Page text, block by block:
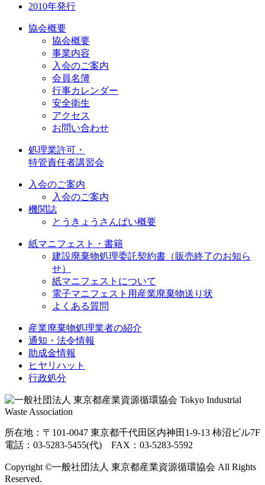
2010年発行
協会概要
協会概要
事業内容
入会のご案内
会員名簿
行事カレンダー
安全衛生
アクセス
お問い合わせ
処理業許可・
特管責任者講習会
入会のご案内
入会のご案内
機関誌
とうきょうさんぱい概要
紙マニフェスト・書籍
建設廃棄物処理委託契約書（販売終了のお知ら
せ）
紙マニフェストについて
電子マニフェスト用産業廃棄物送り状
よくある質問
産業廃棄物処理業者の紹介
通知・法令情報
助成金情報
ヒヤリハット
行政処分
所在地：〒101-0047 東京都千代田区内神田1-9-13 柿沼ビル7F
電話：03-5283-5455(代) FAX：03-5283-5592
Copyright ©一般社団法人 東京都産業資源循環協会 All Rights
Reserved.